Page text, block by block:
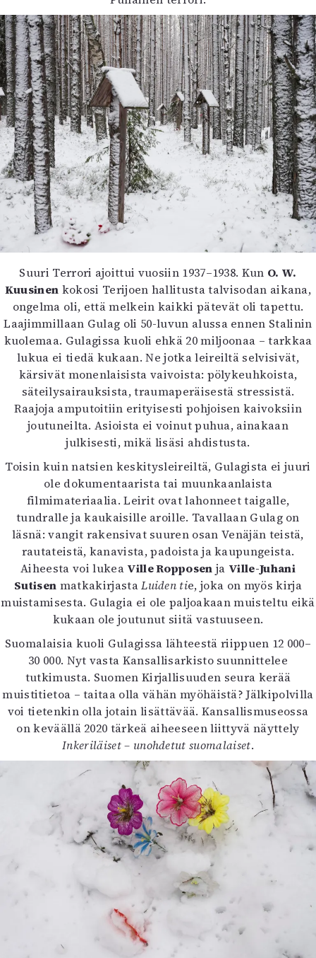
Suuri Terrori ajoittui vuosiin 1937–1938. Kun O. W.
Kuusinen kokosi Terijoen hallitusta talvisodan aikana,
ongelma oli, että melkein kaikki pätevät oli tapettu.
Laajimmillaan Gulag oli 50-luvun alussa ennen Stalinin
kuolemaa. Gulagissa kuoli ehkä 20 miljoonaa – tarkkaa
lukua ei tiedä kukaan. Ne jotka leireiltä selvisivät,
kärsivät monenlaisista vaivoista: pölykeuhkoista,
säteilysairauksista, traumaperäisestä stressistä.
Raajoja amputoitiin erityisesti pohjoisen kaivoksiin
joutuneilta. Asioista ei voinut puhua, ainakaan
julkisesti, mikä lisäsi ahdistusta.
Toisin kuin natsien keskitysleireiltä, Gulagista ei juuri
ole dokumentaarista tai muunkaanlaista
filmimateriaalia. Leirit ovat lahonneet taigalle,
tundralle ja kaukaisille aroille. Tavallaan Gulag on
läsnä: vangit rakensivat suuren osan Venäjän teistä,
rautateistä, kanavista, padoista ja kaupungeista.
Aiheesta voi lukea Ville Ropposen ja Ville-Juhani
Sutisen matkakirjastaLuiden tie, joka on myös kirja
muistamisesta. Gulagia ei ole paljoakaan muisteltu eikä
kukaan ole joutunut siitä vastuuseen.
Suomalaisia kuoli Gulagissa lähteestä riippuen 12 000–
30 000. Nyt vasta Kansallisarkisto suunnittelee
tutkimusta. Suomen Kirjallisuuden seura kerää
muistitietoa – taitaa olla vähän myöhäistä? Jälkipolvilla
voi tietenkin olla jotain lisättävää. Kansallismuseossa
on keväällä 2020 tärkeä aiheeseen liittyvä näyttely
Inkeriläiset – unohdetut suomalaiset.